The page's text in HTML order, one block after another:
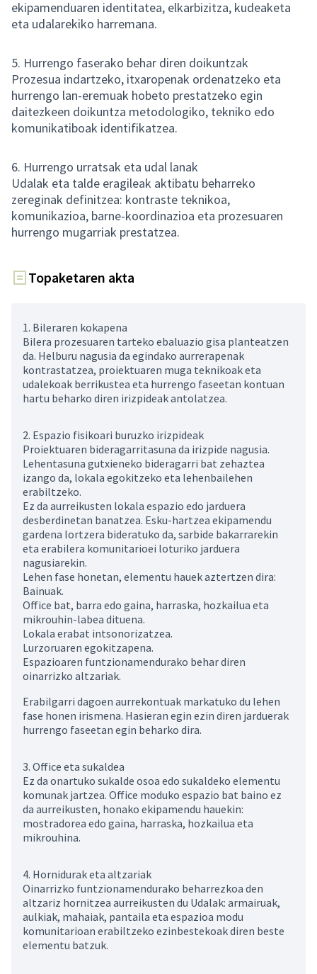
ekipamenduaren identitatea, elkarbizitza, kudeaketa
eta udalarekiko harremana.
5. Hurrengo faserako behar diren doikuntzak
Prozesua indartzeko, itxaropenak ordenatzeko eta
hurrengo lan-eremuak hobeto prestatzeko egin
daitezkeen doikuntza metodologiko, tekniko edo
komunikatiboak identifikatzea.
6. Hurrengo urratsak eta udal lanak
Udalak eta talde eragileak aktibatu beharreko
zereginak definitzea: kontraste teknikoa,
komunikazioa, barne-koordinazioa eta prozesuaren
hurrengo mugarriak prestatzea.
Topaketaren akta
1. Bileraren kokapena
Bilera prozesuaren tarteko ebaluazio gisa planteatzen
da. Helburu nagusia da egindako aurrerapenak
kontrastatzea, proiektuaren muga teknikoak eta
udalekoak berrikustea eta hurrengo faseetan kontuan
hartu beharko diren irizpideak antolatzea.
2. Espazio fisikoari buruzko irizpideak
Proiektuaren bideragarritasuna da irizpide nagusia.
Lehentasuna gutxieneko bideragarri bat zehaztea
izango da, lokala egokitzeko eta lehenbailehen
erabiltzeko.
Ez da aurreikusten lokala espazio edo jarduera
desberdinetan banatzea. Esku-hartzea ekipamendu
gardena lortzera bideratuko da, sarbide bakarrarekin
eta erabilera komunitarioei loturiko jarduera
nagusiarekin.
Lehen fase honetan, elementu hauek aztertzen dira:
Bainuak.
Office bat, barra edo gaina, harraska, hozkailua eta
mikrouhin-labea dituena.
Lokala erabat intsonorizatzea.
Lurzoruaren egokitzapena.
Espazioaren funtzionamendurako behar diren
oinarrizko altzariak.
Erabilgarri dagoen aurrekontuak markatuko du lehen
fase honen irismena. Hasieran egin ezin diren jarduerak
hurrengo faseetan egin beharko dira.
3. Office eta sukaldea
Ez da onartuko sukalde osoa edo sukaldeko elementu
komunak jartzea. Office moduko espazio bat baino ez
da aurreikusten, honako ekipamendu hauekin:
mostradorea edo gaina, harraska, hozkailua eta
mikrouhina.
4. Hornidurak eta altzariak
Oinarrizko funtzionamendurako beharrezkoa den
altzariz hornitzea aurreikusten du Udalak: armairuak,
aulkiak, mahaiak, pantaila eta espazioa modu
komunitarioan erabiltzeko ezinbestekoak diren beste
elementu batzuk.